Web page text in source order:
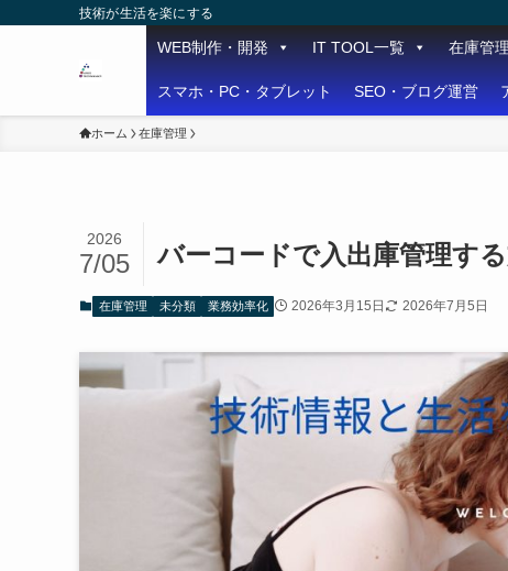
技術が生活を楽にする
WEB制作・開発 IT TOOL一覧 在庫管理
スマホ・PC・タブレット SEO・ブログ運営
ホーム 在庫管理
バーコードで入出庫管理す
2026
7/05
在庫管理 未分類 業務効率化 2026年3月15日 2026年7月5日